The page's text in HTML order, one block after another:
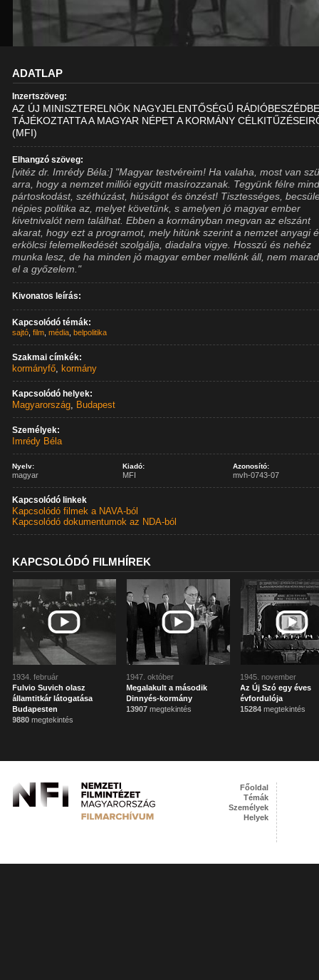
ADATLAP
Inzertszöveg:
AZ ÚJ MINISZTERELNÖK NAGYJELENTŐSÉGŰ
TÁJÉKOZTATTA A MAGYAR NÉPET A KORMÁNY
(MFI)
Elhangzó szöveg:
[vitéz dr. Imrédy Béla:] "Magyar testvéreim! Ha valaha, most van
arra, hogy a nemzet milliói együtt masírozzanak. Tegyünk félre
pártoskodást, széthúzást, hiúságot és önzést! Tisztességes,
népies politika az, melyet követünk, s amelyen jó magyar ember
kivetnivalót nem találhat. Ebben a kormányban megvan az elszánt
akarat, hogy ezt a programot, mely hitünk szerint a nemzet anyagi
erkölcsi felemelkedését szolgálja, diadalra vigye. Hosszú és nehéz
munka lesz, de ha minden jó magyar ember mellénk áll, nem
el a győzelem."
Kivonatos leírás:
Kapcsolódó témák:
sajtó ,film ,média ,belpolitika
Szakmai címkék:
kormányfő, kormány
Kapcsolódó helyek:
Magyarország, Budapest
Személyek:
Imrédy Béla
Nyelv:
magyar
Kiadó:
MFI
Azonosító:
mvh-0743-07
Kapcsolódó linkek
Kapcsolódó filmek a NAVA-ból
Kapcsolódó dokumentumok az NDA-ból
KAPCSOLÓDÓ FILMHÍREK
1934. február
Fulvio Suvich olasz
államtitkár látogatása
Budapesten
9880 megtekintés
1947. október
Megalakult a második
Dinnyés-kormány
13907 megtekintés
1945. november
Az Új Szó egy éves
évfordulója
15284 megtekintés
Főoldal
Témák
Személyek
Helyek